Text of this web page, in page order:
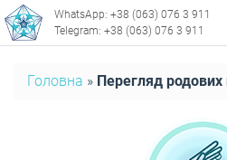
WhatsApp: +38 (063) 076 3 911
Telegram: +38 (063) 076 3 911
Головна » Перегляд родових